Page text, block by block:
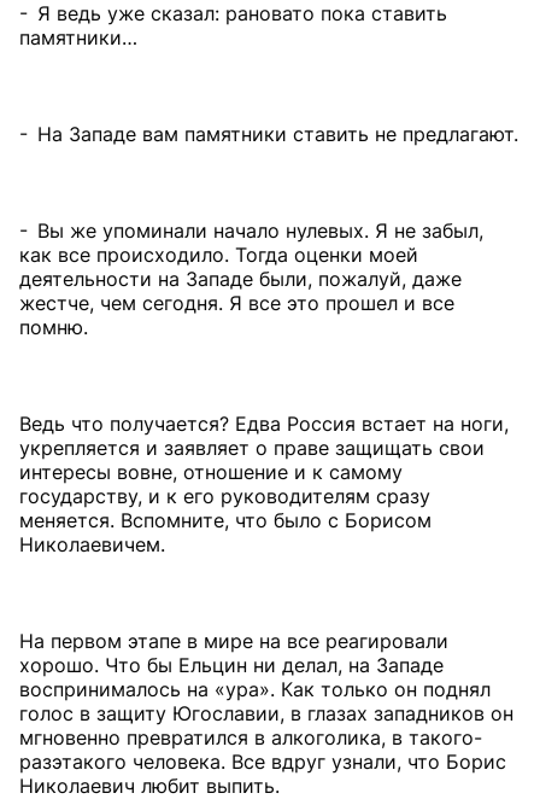
- Я ведь уже сказал: рановато пока ставить
памятники…
- На Западе вам памятники ставить не предлагают.
- Вы же упоминали начало нулевых. Я не забыл,
как все происходило. Тогда оценки моей
деятельности на Западе были, пожалуй, даже
жестче, чем сегодня. Я все это прошел и все
помню.
Ведь что получается? Едва Россия встает на ноги,
укрепляется и заявляет о праве защищать свои
интересы вовне, отношение и к самому
государству, и к его руководителям сразу
меняется. Вспомните, что было с Борисом
Николаевичем.
На первом этапе в мире на все реагировали
хорошо. Что бы Ельцин ни делал, на Западе
воспринималось на «ура». Как только он поднял
голос в защиту Югославии, в глазах западников он
мгновенно превратился в алкоголика, в такого-
разэтакого человека. Все вдруг узнали, что Борис
Николаевич любит выпить.